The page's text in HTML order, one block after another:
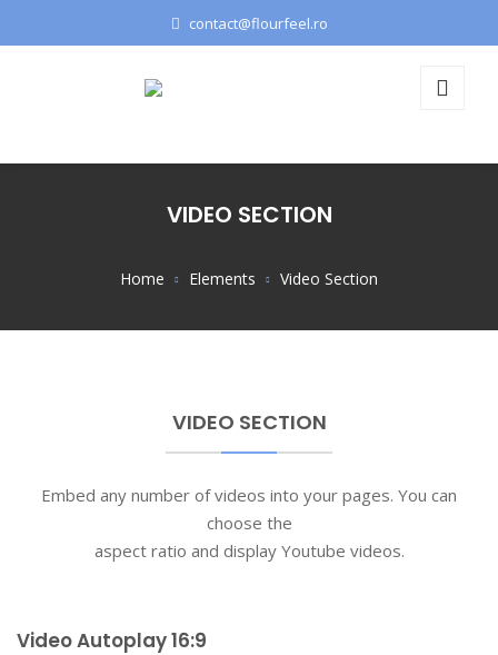
contact@flourfeel.ro
VIDEO SECTION
Home Elements Video Section
VIDEO SECTION
Embed any number of videos into your pages. You can
choose the
aspect ratio and display Youtube videos.
Video Autoplay 16:9